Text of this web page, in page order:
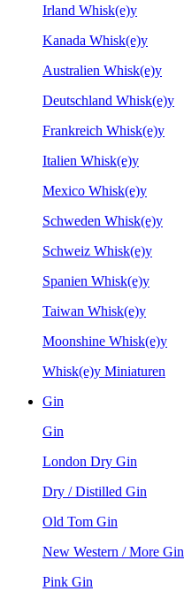
Irland Whisk(e)y
Kanada Whisk(e)y
Australien Whisk(e)y
Deutschland Whisk(e)y
Frankreich Whisk(e)y
Italien Whisk(e)y
Mexico Whisk(e)y
Schweden Whisk(e)y
Schweiz Whisk(e)y
Spanien Whisk(e)y
Taiwan Whisk(e)y
Moonshine Whisk(e)y
Whisk(e)y Miniaturen
Gin
Gin
London Dry Gin
Dry / Distilled Gin
Old Tom Gin
New Western / More Gin
Pink Gin